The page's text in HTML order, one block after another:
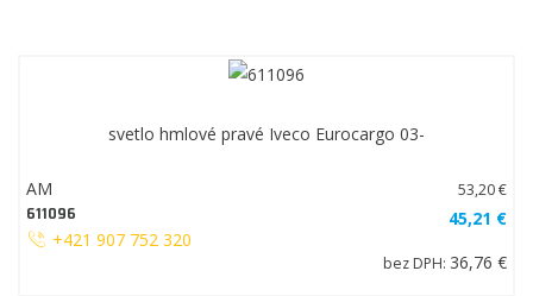
svetlo hmlové pravé Iveco Eurocargo 03-
AM
611096
+421 907 752 320
53,20 €
45,21 €
bez DPH: 36,76 €